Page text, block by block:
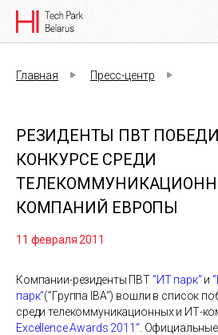
Главная Пресс-центр
РЕЗИДЕНТЫ ПВТ
КОНКУРСЕ СРЕДИ
КОМПАНИЙ ЕВРОПЫ
11 февраля 2011
Компании-резиденты ПВТ”ИТ парк“и
парк“(”Группа IBA“) вошли в список
среди телекоммуникационных и ИТ-
Excellence Awards 2011“. Официальные